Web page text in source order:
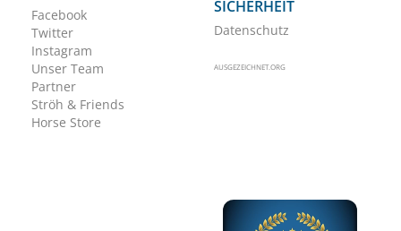
Facebook
Twitter
Instagram
Unser Team
Partner
Ströh & Friends
Horse Store
SICHERHEIT
Datenschutz
AUSGEZEICHNET.ORG